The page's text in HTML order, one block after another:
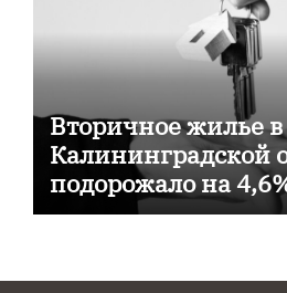
Вторичное жилье в
Калининградской
подорожало на